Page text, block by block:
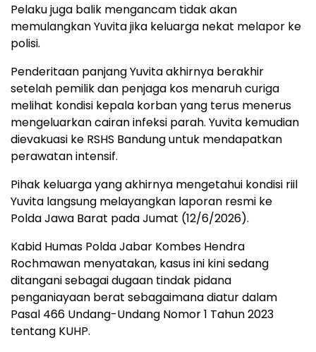
Pelaku juga balik mengancam tidak akan
memulangkan Yuvita jika keluarga nekat melapor ke
polisi.
Penderitaan panjang Yuvita akhirnya berakhir
setelah pemilik dan penjaga kos menaruh curiga
melihat kondisi kepala korban yang terus menerus
mengeluarkan cairan infeksi parah. Yuvita kemudian
dievakuasi ke RSHS Bandung untuk mendapatkan
perawatan intensif.
Pihak keluarga yang akhirnya mengetahui kondisi riil
Yuvita langsung melayangkan laporan resmi ke
Polda Jawa Barat pada Jumat (12/6/2026).
Kabid Humas Polda Jabar Kombes Hendra
Rochmawan menyatakan, kasus ini kini sedang
ditangani sebagai dugaan tindak pidana
penganiayaan berat sebagaimana diatur dalam
Pasal 466 Undang-Undang Nomor 1 Tahun 2023
tentang KUHP.